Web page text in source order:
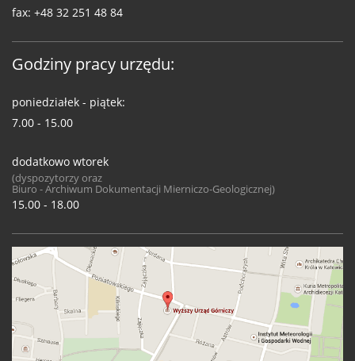
fax: +48 32 251 48 84
Godziny pracy urzędu:
poniedziałek - piątek:
7.00 - 15.00
dodatkowo wtorek
(dyspozytorzy oraz
Biuro - Archiwum Dokumentacji Mierniczo-Geologicznej)
15.00 - 18.00